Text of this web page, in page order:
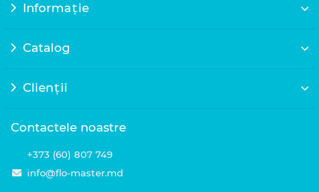
Informație
Catalog
Clienții
Contactele noastre
+373 (60) 807 749
info@flo-master.md